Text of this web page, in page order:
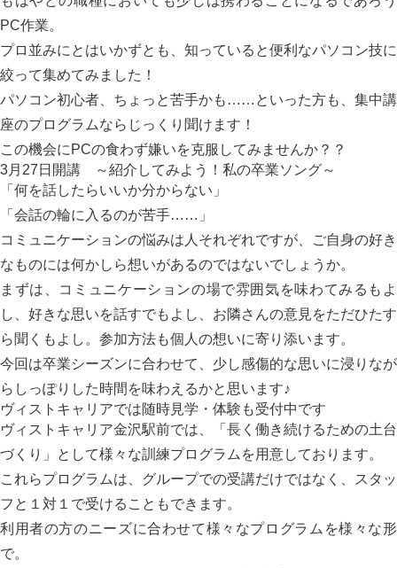
PC作業。
プロ並みにとはいかずとも、知っていると便利なパソコン技に
絞って集めてみました！
パソコン初心者、ちょっと苦手かも……といった方も、集中講
座のプログラムならじっくり聞けます！
この機会にPCの食わず嫌いを克服してみませんか？？
3月27日開講 ～紹介してみよう！私の卒業ソング～
「何を話したらいいか分からない」
「会話の輪に入るのが苦手……」
コミュニケーションの悩みは人それぞれですが、ご自身の好き
なものには何かしら想いがあるのではないでしょうか。
まずは、コミュニケーションの場で雰囲気を味わてみるもよ
し、好きな思いを話すでもよし、お隣さんの意見をただひたす
ら聞くもよし。参加方法も個人の想いに寄り添います。
今回は卒業シーズンに合わせて、少し感傷的な思いに浸りなが
らしっぽりした時間を味わえるかと思います♪
ヴィストキャリアでは随時見学・体験も受付中です
ヴィストキャリア金沢駅前では、「長く働き続けるための土台
づくり」として様々な訓練プログラムを用意しております。
これらプログラムは、グループでの受講だけではなく、スタッ
フと１対１で受けることもできます。
利用者の方のニーズに合わせて様々なプログラムを様々な形
で。